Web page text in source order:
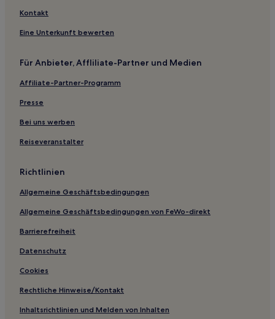
Kontakt
Eine Unterkunft bewerten
Für Anbieter, Affliliate-Partner und Medien
Affiliate-Partner-Programm
Presse
Bei uns werben
Reiseveranstalter
Richtlinien
Allgemeine Geschäftsbedingungen
Allgemeine Geschäftsbedingungen von FeWo-direkt
Barrierefreiheit
Datenschutz
Cookies
Rechtliche Hinweise/Kontakt
Inhaltsrichtlinien und Melden von Inhalten